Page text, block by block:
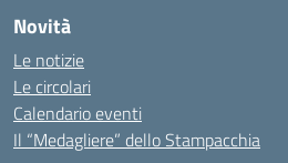
Novità
Le notizie
Le circolari
Calendario eventi
Il “Medagliere” dello Stampacchia